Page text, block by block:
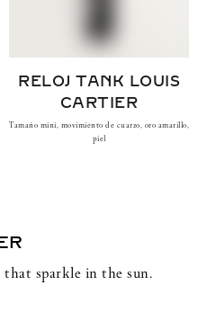
RELOJ TANK LOUIS
CARTIER
Tamaño mini, movimiento de cuarzo, oro amarillo,
piel
that sparkle in the sun.